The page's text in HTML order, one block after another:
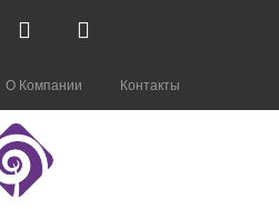
О Компании Контакты